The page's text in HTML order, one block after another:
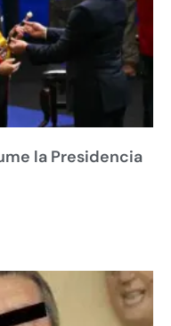
la Presidencia